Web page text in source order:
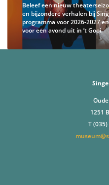
Beleef een nieuw
en bijzondere verhalen bij
programma voor 2026-2027
voor een avond uit in ’t Gooi.
1251
T